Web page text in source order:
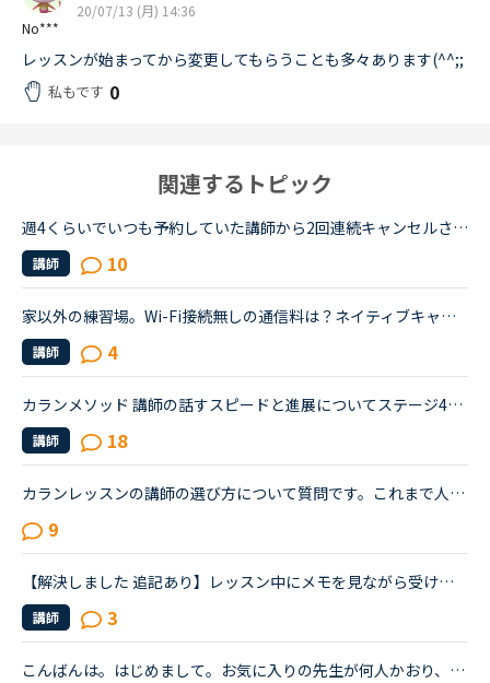
No***
20/07/13 (月) 14:36
レッスンが始まってから変更してもらうことも多々あります(^^;;
私もです 0
関連するトピック
週4くらいでいつも予約していた講師から2回連続キャンセルされました。その先生はとても教えるのがうまいので評価もよく、ファンもついている感じですが、予約自体はほぼ私だけが一日一回いれている感じです。ご...
講師 10
家以外の練習場。Wi-Fi接続無しの通信料は？ネイティブキャンプ始めて1週間くらい、英語も初心者です。最近、家のWi-Fiの接続が悪くなってしまった為、なかなかネイティブキャンプをやるのが億劫になってしまいま...
講師 4
カランメソッド 講師の話すスピードと進展についてステージ4を受講中です。代替講師の話すスピードが余りに早すぎて、やる気がポッキリ折れてしまいました 笑Daily revisionもNew workの説明も含めて超高速で質問...
講師 18
カランレッスンの講師の選び方について質問です。これまで人気講師予約無料キャンペーン等で様々な講師の方のレッスンを受講してきましたが、そろそろキャンペーン以外で普段予約して受講する講師を何人かに絞っ...
9
【解決しました 追記あり】レッスン中にメモを見ながら受けるのって？異文化コミュニケーションやトピックトークを受ける際に予習したメモや前回のレッスンメモ（同じ内容を受ける場合）を見ることってどう思いま...
講師 3
こんばんは。はじめまして。お気に入りの先生が何人かおり、たまに予約をしています。先日ある先生の予約をしていたのですが、4日前くらいに突然キャンセルされてしまいました。改めて違う日に予約したいな、と思...